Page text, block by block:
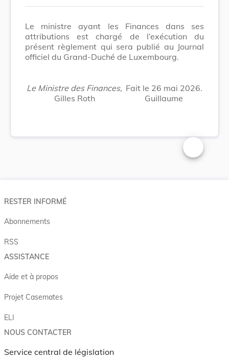
Le ministre ayant les Finances dans ses
attributions est chargé de l’exécution du
présent règlement qui sera publié au Journal
officiel du Grand-Duché de Luxembourg.
Le Ministre des Finances,
Gilles Roth
Fait le 26 mai 2026.
Guillaume
Changer la
RESTER INFORMÉ
Abonnements
RSS
ASSISTANCE
Aide et à propos
Projet Casemates
ELI
NOUS CONTACTER
Service central de législation